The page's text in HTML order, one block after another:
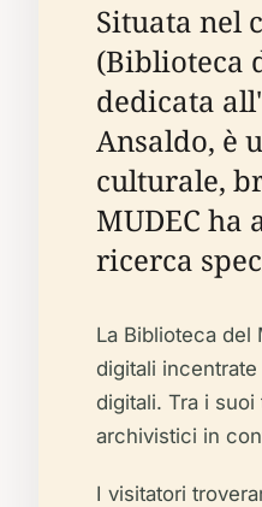
Situata nel
(Biblioteca
dedicata
Ansaldo, è
culturale,
MUDEC
ricerca
La Biblioteca
digitali
digitali. Tra i
archivistici in
I visitatori